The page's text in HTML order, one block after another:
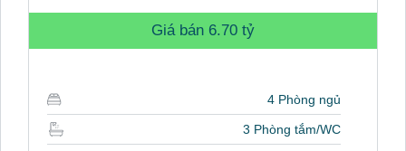
Giá bán 6.70 tỷ
4 Phòng ngủ
3 Phòng tắm/WC